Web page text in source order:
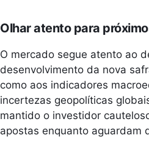
Olhar atento para
O mercado segue atento ao
desenvolvimento da nova
como aos indicadores
incertezas geopolíticas
mantido o investidor
apostas enquanto aguardam